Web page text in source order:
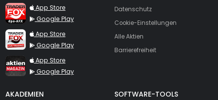
TraderFox dpa-AFX ProFeed
App Store
Google Play
TraderFox Live Trading
App Store
Google Play
TraderFox aktien Magazin
App Store
Google Play
Datenschutz
Cookie-Einstellungen
Alle Aktien
Barrierefreiheit
AKADEMIEN SOFTWARE-TOOLS